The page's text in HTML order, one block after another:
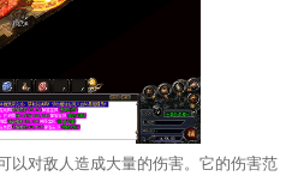
以对敌人造成大量的伤害。它的伤害范